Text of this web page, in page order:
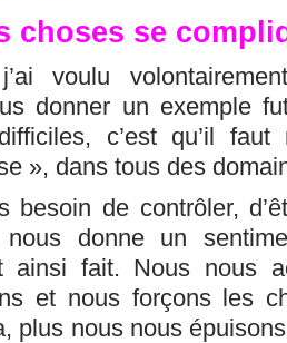
choses se
voulu
donner un exemple
c’est qu’il
», dans tous des
besoin de contrôler,
donne un
ainsi fait. Nous nous
et nous forçons les
plus nous nous